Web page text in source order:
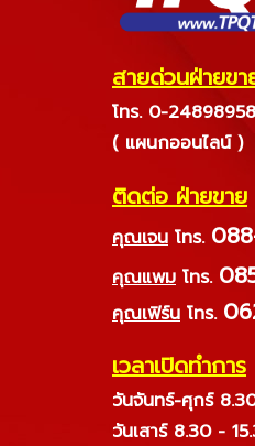
สายด่วนฝ่ายขา
โทร. 0-
( แผนกออนไลน์ )
ติดต่อ ฝ่ายขาย
คุณเจน โทร.
คุณแพม โทร.
คุณเฟิร์น โทร.
เวลาเปิดทำการ
วันจันทร์-ศุกร์
วันเสาร์ 8.30 -